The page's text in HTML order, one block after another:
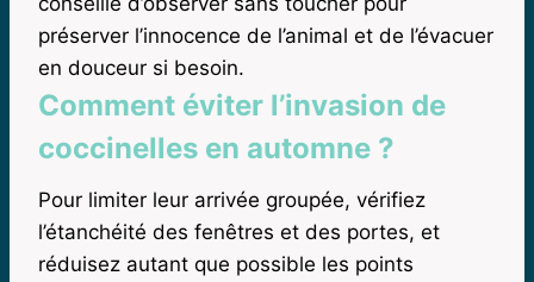
préserver l’innocence de l’animal et de l’évacuer
en douceur si besoin.
Comment éviter l’invasion de
coccinelles en automne ?
Pour limiter leur arrivée groupée, vérifiez
l’étanchéité des fenêtres et des portes, et
réduisez autant que possible les points